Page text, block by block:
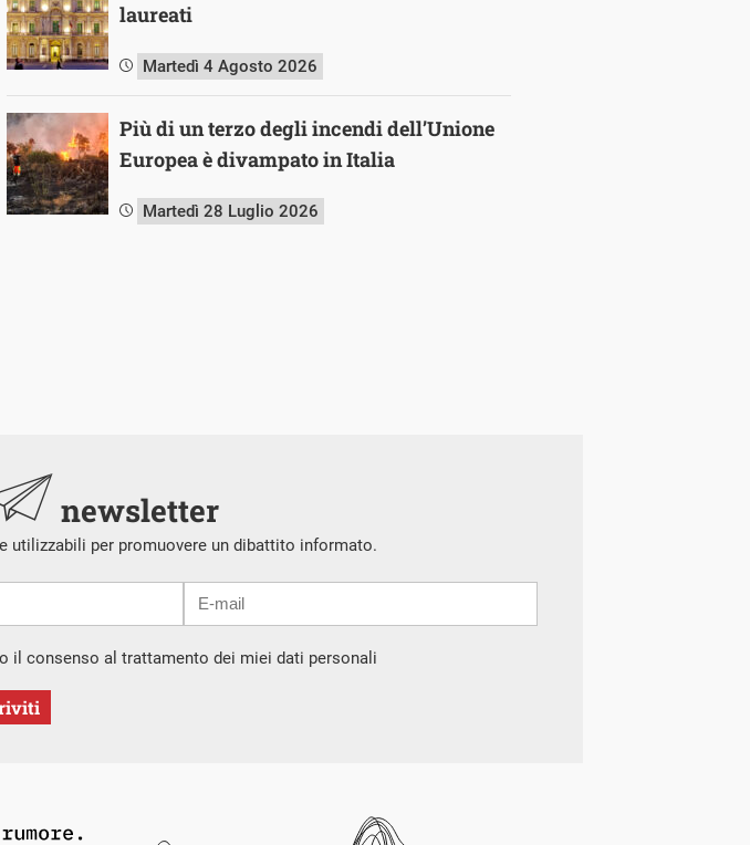
laureati
Martedì 4 Agosto 2026
Più di un terzo degli incendi dell’Unione
Europea è divampato in Italia
Martedì 28 Luglio 2026
newsletter
utilizzabili per promuovere un dibattito informato.
il consenso al trattamento dei miei dati personali